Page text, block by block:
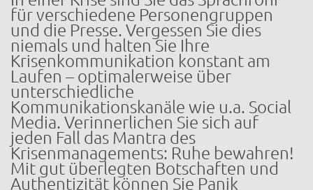
für verschiedene Personengruppen
und die Presse. Vergessen Sie dies
niemals und halten Sie Ihre
Krisenkommunikation konstant am
Laufen – optimalerweise über
unterschiedliche
Kommunikationskanäle wie u.a. Social
Media. Verinnerlichen Sie sich auf
jeden Fall das Mantra des
Krisenmanagements: Ruhe bewahren!
Mit gut überlegten Botschaften und
Authentizität können Sie Panik